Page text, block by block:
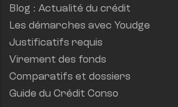
Blog : Actualité du crédit
Les démarches avec Youdge
Justificatifs requis
Virement des fonds
Comparatifs et dossiers
Guide du Crédit Conso